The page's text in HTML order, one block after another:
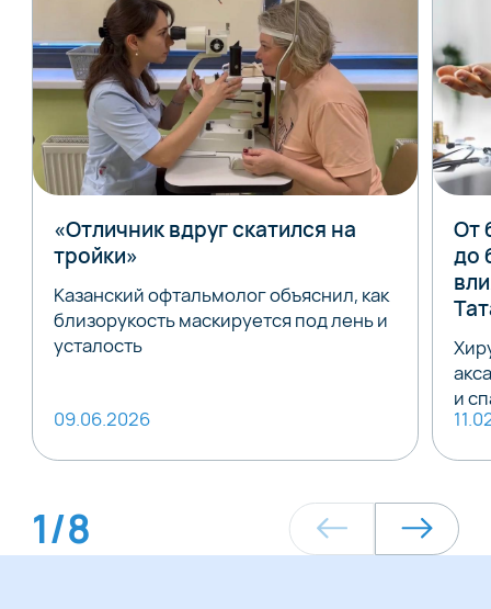
«Отличник вдруг скатился на
тройки»
Казанский офтальмолог объяснил, как
близорукость маскируется под лень и
усталость
09.06.2026
От
до
и
1/8